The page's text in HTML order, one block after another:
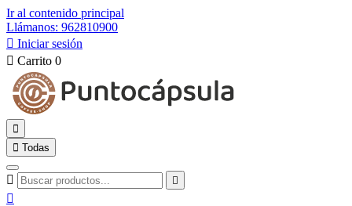
Ir al contenido principal
Llámanos: 962810900
 Iniciar sesión
 Carrito 0

 Todas
 
